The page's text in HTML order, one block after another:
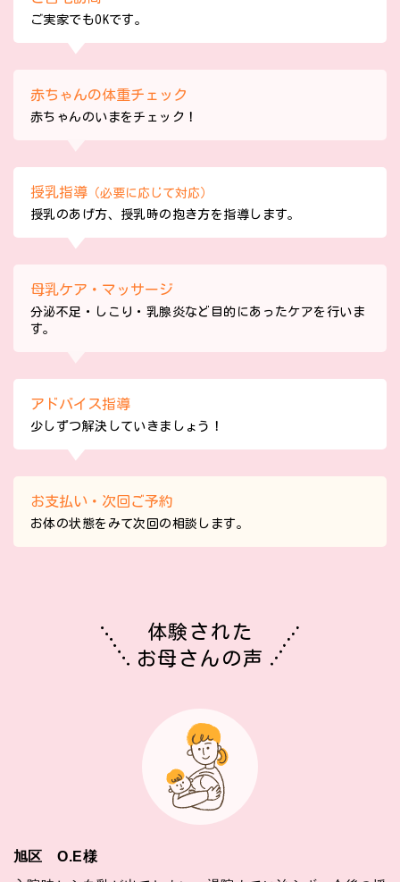
ご実家でもOKです。
赤ちゃんの体重チェック
赤ちゃんのいまをチェック！
授乳指導 （必要に応じて対応）
授乳のあげ方、授乳時の抱き方を指導します。
母乳ケア・マッサージ
分泌不足・しこり・乳腺炎など目的にあったケアを行いま
す。
アドバイス指導
少しずつ解決していきましょう！
お支払い・次回ご予約
お体の状態をみて次回の相談します。
体験された
お母さんの声
旭区 O.E様